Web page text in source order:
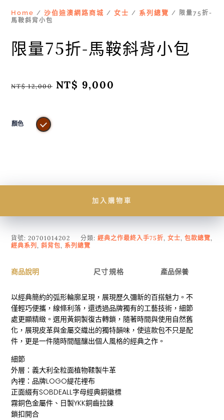
Home /沙伯迪澳網路商城 /女士 / 系列總覽 / 限量75折-
馬鞍斜背小包
限量75折-馬鞍斜背小包
NT$12,000 原
NT$ 9,000
顏色
加入購物車
貨號:20701014202 分類:經典之作最終入手75折,女士,包款總覽,
經典系列,斜背包, 系列總覽
商品說明 尺寸規格 產品保養
以經典簡約的弧形輪廓呈現，展現歷久彌新的百搭魅力。不
僅輕巧便攜，線條利落，還透過品牌獨有的工藝技術，細節
處更顯精緻。選用黃銅製復古轉鎖，隨著時間與使用自然舊
化，展現皮革與金屬交織出的獨特韻味，使這款包不只是配
件，更是一件隨時間醞釀出個人風格的經典之作。
細節
外層：義大利全粒面植物鞣製牛革
內裡：品牌LOGO緹花裡布
正面綴有SOBDEALL字母經典銅徽標
霧銅色金屬件、日製YKK銅齒拉鍊
鎖扣開合